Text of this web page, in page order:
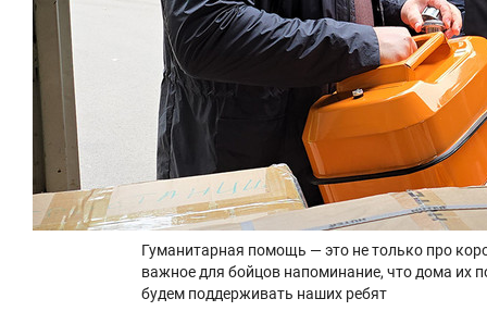
Гуманитарная помощь — это не только про
важное для бойцов напоминание, что дома их
будем поддерживать наших ребят